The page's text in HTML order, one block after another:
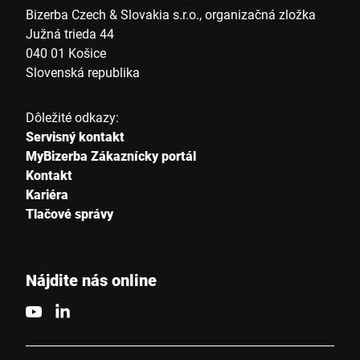
Bizerba Czech & Slovakia s.r.o., organizačná zložka
Južná trieda 44
040 01 Košice
Slovenská republika
Dôležité odkazy:
Servisný kontakt
MyBizerba Zákaznícky portál
Kontakt
Kariéra
Tlačové správy
Nájdite nás online